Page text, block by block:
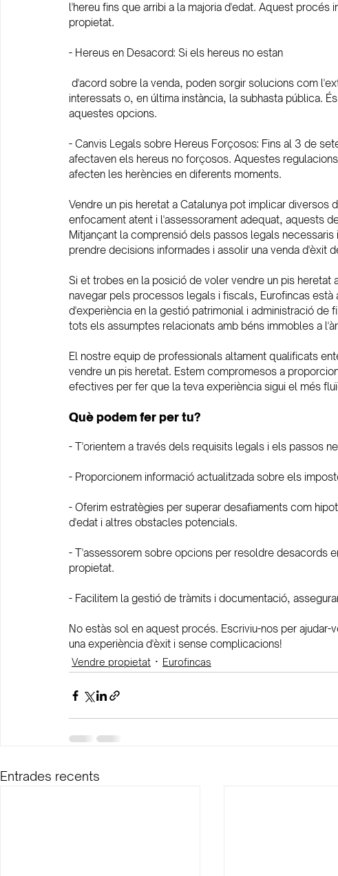
l'hereu fins que arribi a la majoria d'edat. Aquest
propietat.
- Hereus en Desacord: Si els hereus no estan
interessats o, en última instància, la subhasta pública.
aquestes opcions.
- Canvis Legals sobre Hereus Forçosos: Fins al 3 de
afectaven els hereus no forçosos. Aquestes
afecten les herències en diferents moments.
Vendre un pis heretat a Catalunya pot implicar diversos
enfocament atent i l'assessorament adequat, aquests
Mitjançant la comprensió dels passos legals
prendre decisions informades i assolir una venda d'èxit
Si et trobes en la posició de voler vendre un pis heretat
navegar pels processos legals i fiscals, Eurofincas
d'experiència en la gestió patrimonial i administració de
tots els assumptes relacionats amb béns immobles a
El nostre equip de professionals altament qualificats
vendre un pis heretat. Estem compromesos a
efectives per fer que la teva experiència sigui el més
Què podem fer per tu?
- T'orientem a través dels requisits legals i els passos
- Proporcionem informació actualitzada sobre els
- Oferim estratègies per superar desafiaments com
d'edat i altres obstacles potencials.
- T'assessorem sobre opcions per resoldre desacords
propietat.
- Facilitem la gestió de tràmits i documentació,
No estàs sol en aquest procés. Escriviu-nos per
una experiència d'èxit i sense complicacions!
Vendre propietat Eurofincas
Entrades recents